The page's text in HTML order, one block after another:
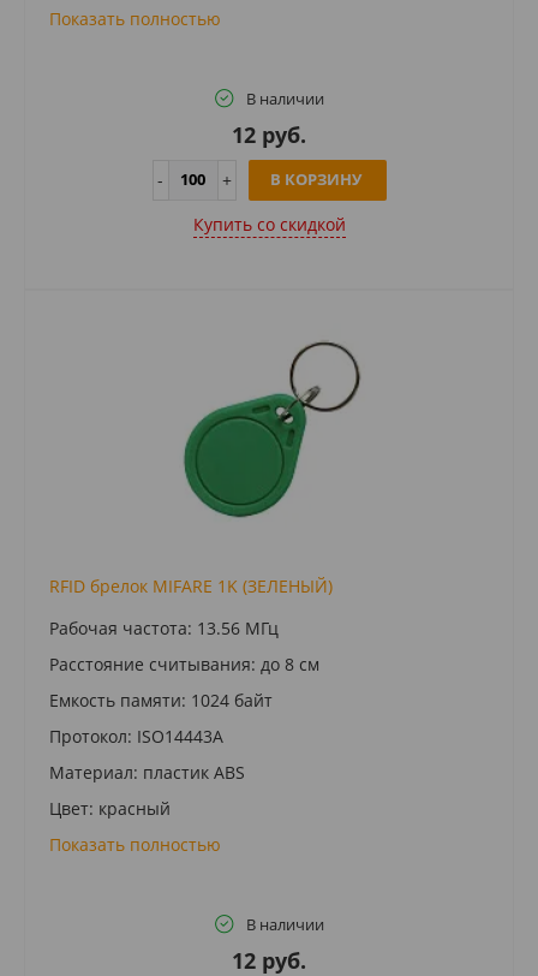
Показать полностью
В наличии
12 руб.
В КОРЗИНУ
Купить cо скидкой
RFID брелок MIFARE 1K (ЗЕЛЕНЫЙ)
Рабочая частота: 13.56 МГц
Расстояние считывания: до 8 см
Емкость памяти: 1024 байт
Протокол: ISO14443A
Материал: пластик ABS
Цвет: красный
Показать полностью
В наличии
12 руб.